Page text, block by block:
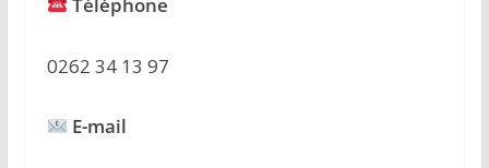
0262 34 13 97
E-mail